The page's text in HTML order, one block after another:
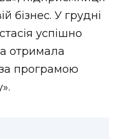
бізнес. У грудні
успішно
отримала
програмою